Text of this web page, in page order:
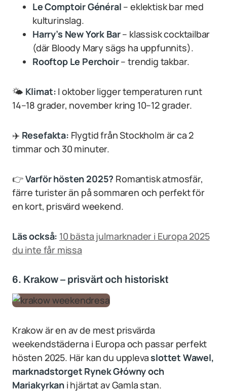
Le Comptoir Général – eklektisk bar med
kulturinslag.
Harry’s New York Bar– klassisk cocktailbar
(där Bloody Mary sägs ha uppfunnits).
Rooftop Le Perchoir– trendig takbar.
🌤 Klimat: I oktober ligger temperaturen runt
14–18 grader, november kring 10–12 grader.
✈️ Resefakta: Flygtid från Stockholm är ca 2
timmar och 30 minuter.
👉Varför hösten 2025? Romantisk atmosfär,
färre turister än på sommaren och perfekt för
en kort, prisvärd weekend.
Läs också: 10 bästa julmarknader i Europa 2025
du inte får missa
6. Krakow – prisvärt och historiskt
Krakow är en av de mest prisvärda
weekendstäderna i Europa och passar perfekt
hösten 2025. Här kan du upplevaslottet Wawel,
marknadstorget Rynek Główny och
Mariakyrkan i hjärtat av Gamla stan.